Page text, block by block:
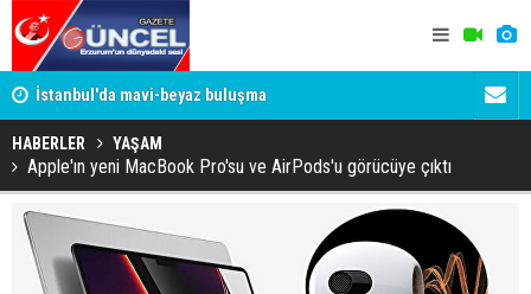
İstanbul'da mavi-beyaz buluşma
HABERLER YAŞAM
Apple'ın yeni MacBook Pro'su ve AirPods'u görücüye çıktı